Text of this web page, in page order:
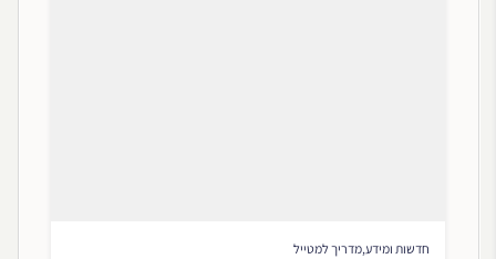
חדשות ומידע,מדריך למטייל